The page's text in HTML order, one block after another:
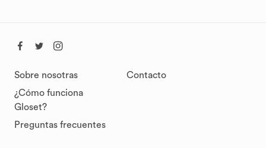
Sobre nosotras
¿Cómo funciona
Gloset?
Preguntas frecuentes
Contacto